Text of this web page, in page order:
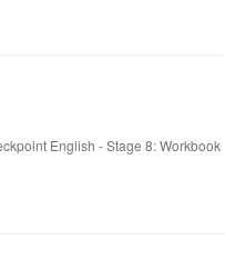
English - Stage 8: Workbook